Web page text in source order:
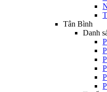
Tân Bình
Danh